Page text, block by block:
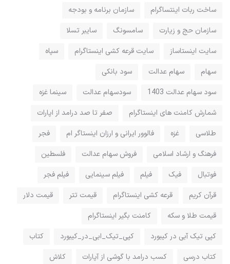
ساخت ربات اینتساگرام
سازمان برنامه و بودجه
سازمان حج و زیارت
سامسونگ
سایبر تسلا
سایت اینستاساز
سایت قرعه کشی اینستاگرام
سپاه
سهام
سهام عدالت
سود بانکی
سود سهام عدالت 1403
سودسهام عدالت
سینما غزه
شمارش کامنت های اینستاگرام
صفر تا صد درامد از اپارات
طلاسی
غزه فالوور ایرانی و ارزان اینستاگر ام
فجر
فرهنگ و ارشاد اسلامی
فروش سهام عدالت
فلسطین
فوتبال
فیک فیلم فیلم سینمایی
فیلم فجر
قرآن کریم
قرعه کشی اینستاگرام قیمت تتر
قیمت دلار
قیمت طلا و سکه
کامنت بگیر اینستاگرام
کپی تیک آبی در کیبورد
کپی_تیک_ابی_در_کیبورد
کتاب
کتاب درسی
کسب درامد با گوشی از آپارات
کلاش